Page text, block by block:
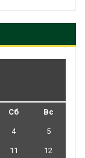
Сб Вс
4 5
11 12